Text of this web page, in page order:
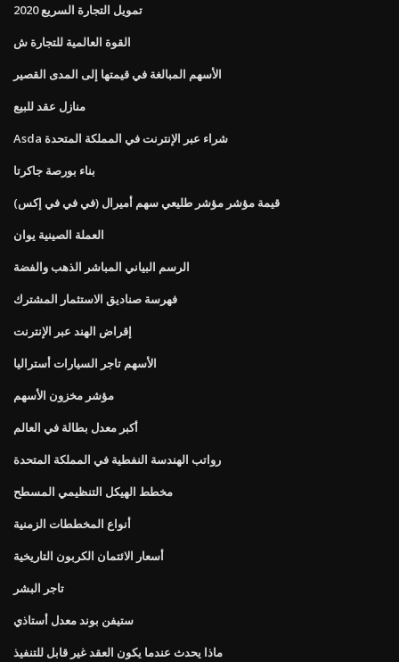
تمويل التجارة السريع 2020
القوة العالمية للتجارة ش
الأسهم المبالغة في قيمتها إلى المدى القصير
منازل عقد للبيع
Asda شراء عبر الإنترنت في المملكة المتحدة
بناء بورصة جاكرتا
قيمة مؤشر مؤشر طليعي سهم أميرال (في في في إكس)
العملة الصينية يوان
الرسم البياني المباشر الذهب والفضة
فهرسة صناديق الاستثمار المشترك
إقراض الهند عبر الإنترنت
الأسهم تاجر السيارات أستراليا
مؤشر مخزون الأسهم
أكبر معدل بطالة في العالم
رواتب الهندسة النفطية في المملكة المتحدة
مخطط الهيكل التنظيمي المسطح
أنواع المخططات الزمنية
أسعار الائتمان الكربون التاريخية
تاجر البشر
ستيفن بوند معدل أستاذي
ماذا يحدث عندما يكون العقد غير قابل للتنفيذ